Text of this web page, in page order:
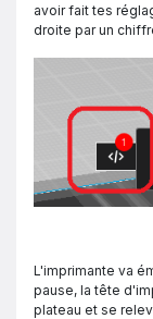
avoir fait tes
droite par un
L'imprimante va
pause, la tête
plateau et se